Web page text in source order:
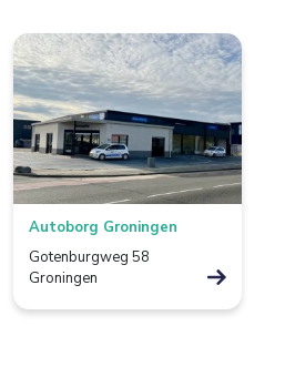
Bolsward
Borculo
Boxtel
Bredevoort
Bunnik
Bussum
Autoborg Groningen
Gotenburgweg 58
Groningen